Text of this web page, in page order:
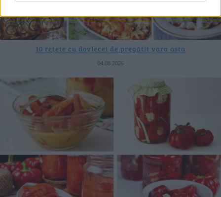
10 rețete cu dovlecei de pregătit vara asta
04.08.2026